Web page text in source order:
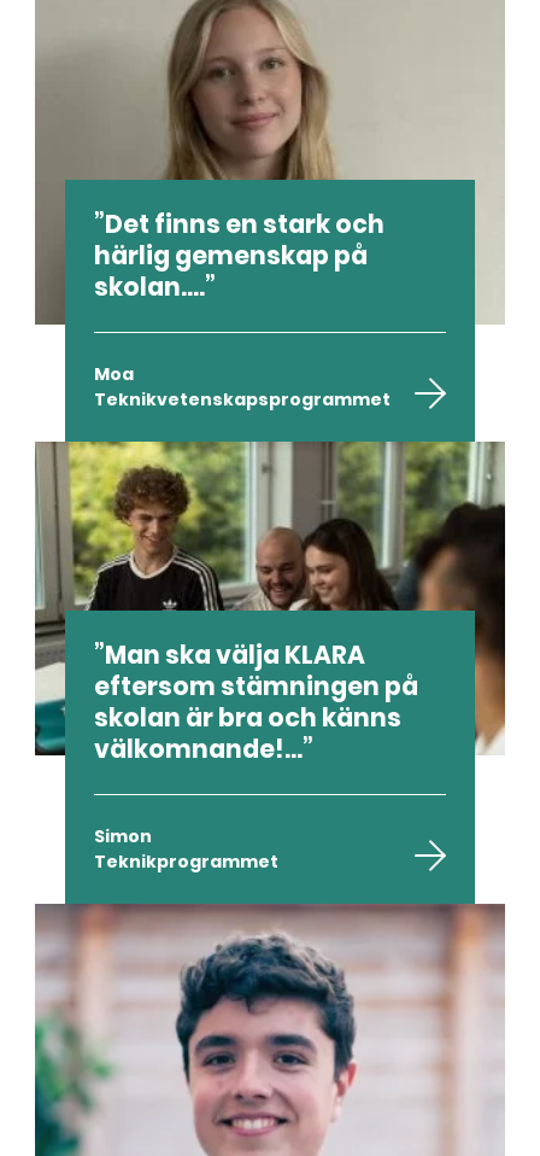
Det finns en stark och
härlig gemenskap på
skolan....
Moa
Teknikvetenskapsprogrammet
Man ska välja KLARA
eftersom stämningen på
skolan är bra och känns
välkomnande!...
Simon
Teknikprogrammet